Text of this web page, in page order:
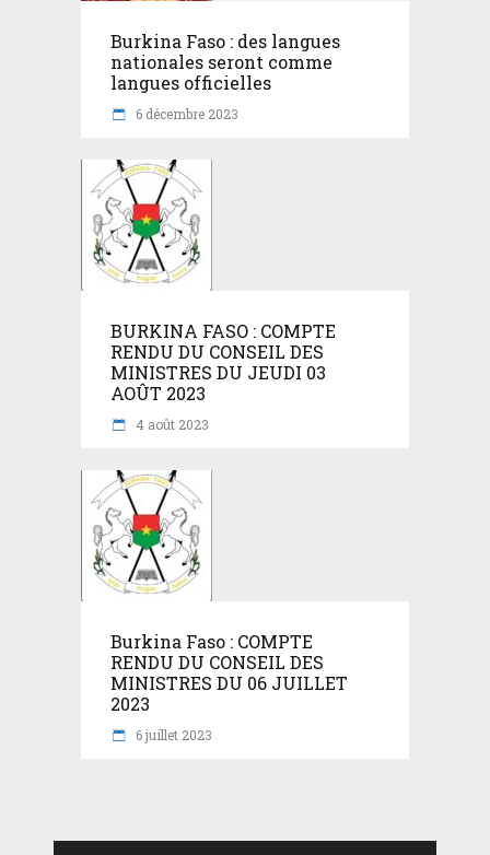
Burkina Faso : des langues
nationales seront comme
langues officielles
6 décembre 2023
BURKINA FASO : COMPTE
RENDU DU CONSEIL DES
MINISTRES DU JEUDI 03
AOÛT 2023
4 août 2023
Burkina Faso : COMPTE
RENDU DU CONSEIL DES
MINISTRES DU 06 JUILLET
2023
6 juillet 2023